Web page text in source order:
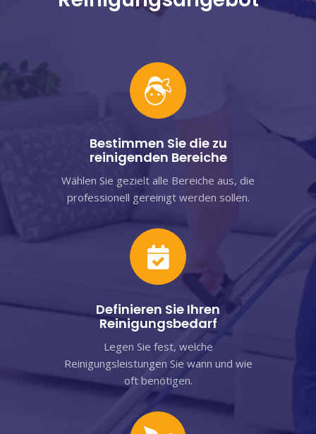
Bestimmen Sie die zu
reinigenden Bereiche
Wählen Sie gezielt alle Bereiche aus, die
professionell gereinigt werden sollen.
Definieren Sie Ihren
Reinigungsbedarf
Legen Sie fest, welche
Reinigungsleistungen Sie wann und wie
oft benötigen.